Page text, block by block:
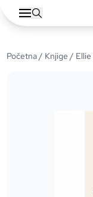
Početna/ Knjige / Ellie